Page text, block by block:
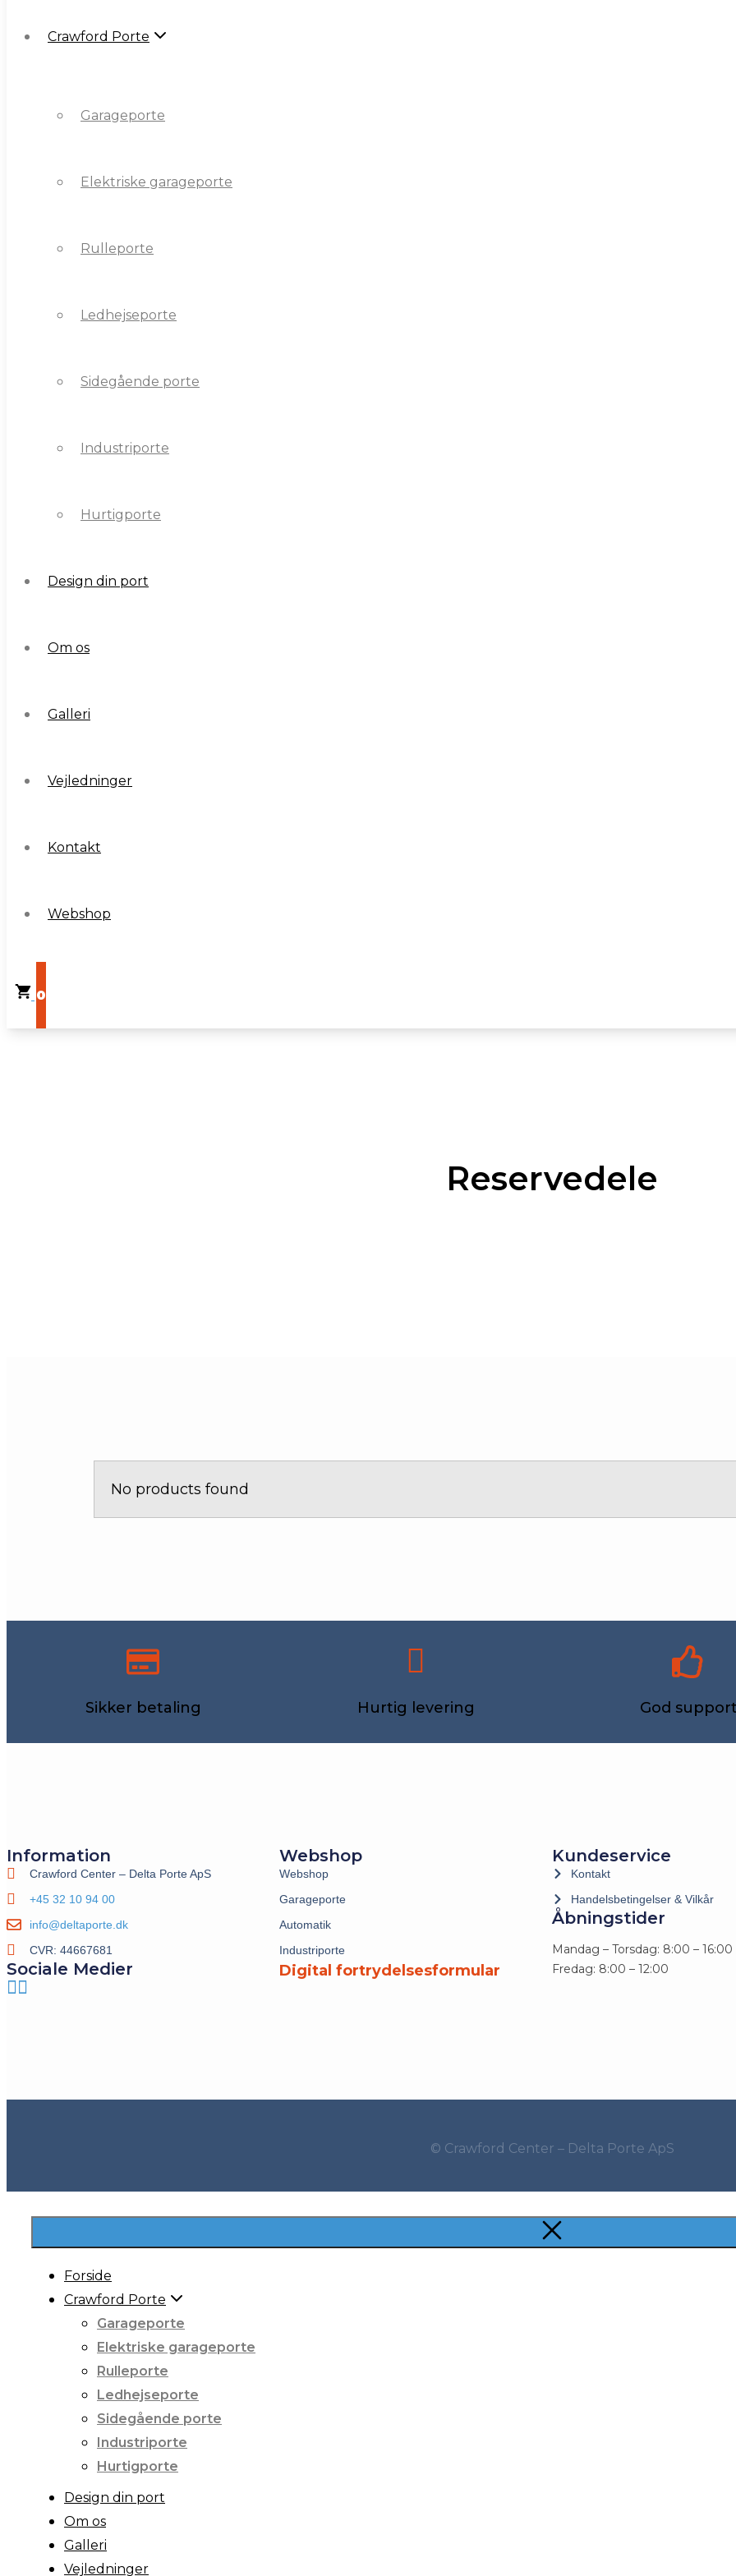
Crawford Porte
Garageporte
Elektriske garageporte
Rulleporte
Ledhejseporte
Sidegående porte
Industriporte
Hurtigporte
Design din port
Om os
Galleri
Vejledninger
Kontakt
Webshop
0
Reservedele
No products found
Sikker betaling Hurtig levering God support
Information
Crawford Center – Delta Porte ApS
+45 32 10 94 00
info@deltaporte.dk
CVR: 44667681
Sociale Medier
Webshop
Webshop
Garageporte
Automatik
Industriporte
Digital fortrydelsesformular
Kundeservice
Kontakt
Handelsbetingelser & Vilkår
Åbningstider
Mandag – Torsdag: 8:00 – 16:00
Fredag: 8:00 – 12:00
© Crawford Center – Delta Porte ApS
Forside
Crawford Porte
Garageporte
Elektriske garageporte
Rulleporte
Ledhejseporte
Sidegående porte
Industriporte
Hurtigporte
Design din port
Om os
Galleri
Vejledninger